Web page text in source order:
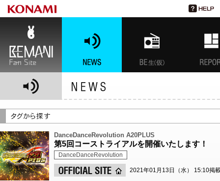
DanceDanceRevolution A20PLUS
第5回コーストライアルを開催いたします！
DanceDanceRevolution
2021年01月13日（水） 15:10掲